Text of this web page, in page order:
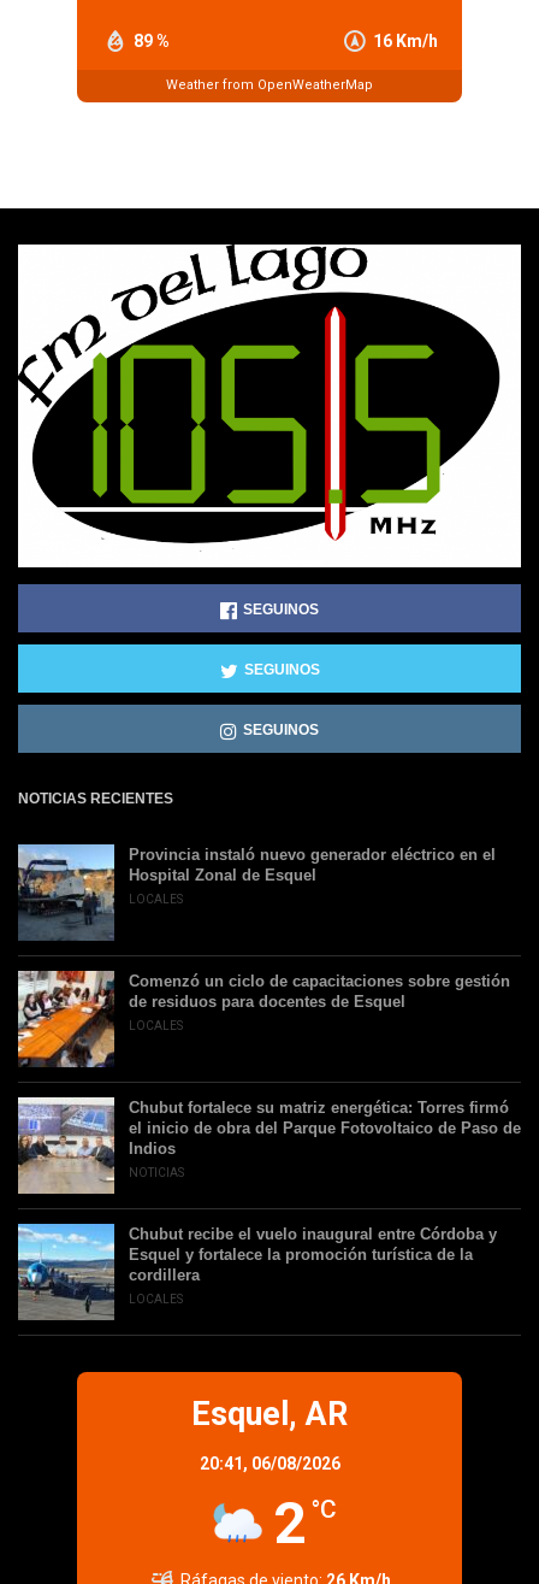
89 % 16 Km/h
Weather from OpenWeatherMap
SEGUINOS
SEGUINOS
SEGUINOS
NOTICIAS RECIENTES
Provincia instaló nuevo generador eléctrico en el
Hospital Zonal de Esquel
LOCALES
Comenzó un ciclo de capacitaciones sobre gestión
de residuos para docentes de Esquel
LOCALES
Chubut fortalece su matriz energética: Torres firmó
el inicio de obra del Parque Fotovoltaico de Paso de
Indios
NOTICIAS
Chubut recibe el vuelo inaugural entre Córdoba y
Esquel y fortalece la promoción turística de la
cordillera
LOCALES
Esquel, AR
20:41, 06/08/2026
2 °C
Ráfagas de viento: 26 Km/h